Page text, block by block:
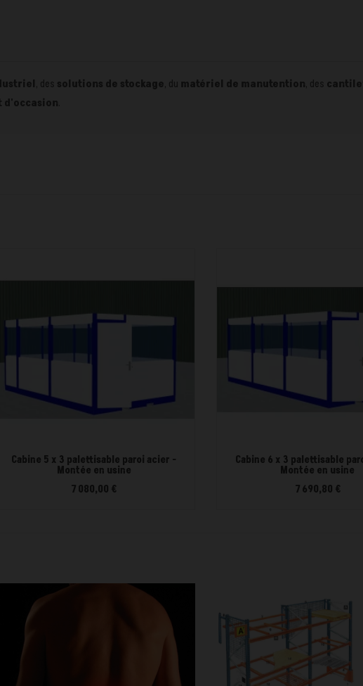
, des solutions de stockage, du matériel de manutention, des
d'occasion
Cabine 5 x 3 palettisable paroi acier -
Montée en usine
7 080,00 €
Cabine 6 x 3 palettisable
Montée en usine
7 690,80 €